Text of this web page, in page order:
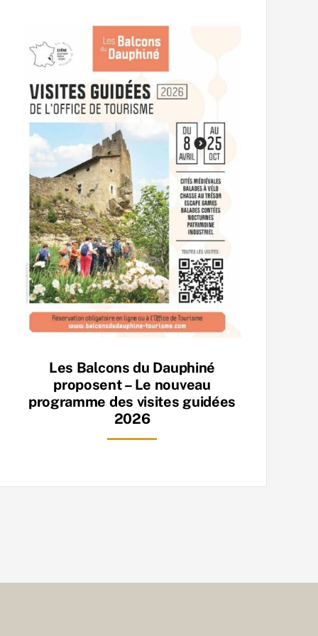
Les Balcons du Dauphiné
proposent – Le nouveau
programme des visites guidées
2026